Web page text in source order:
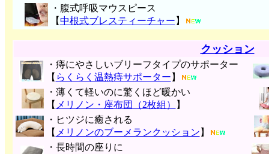
・腹式呼吸マウスピース
【中根式ブレスティーチャー 】
クッション
・痔にやさしいブリーフタイプのサポーター
【 らくらく温熱痔サポーター 】
・薄くて軽いのに驚くほど暖かい
【 メリノン・座布団（2枚組）
】
・ヒツジに癒される
【 メリノンのブーメランクッション 】
・長時間の座りに